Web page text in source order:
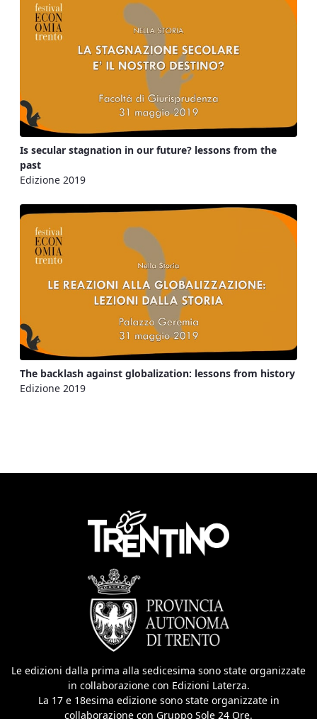
Is secular stagnation in our future? lessons from the
past
Edizione 2019
The backlash against globalization: lessons from history
Edizione 2019
Le edizioni dalla prima alla sedicesima sono state organizzate
in collaborazione con Edizioni Laterza.
La 17 e 18esima edizione sono state organizzate in
collaborazione con Gruppo Sole 24 Ore.